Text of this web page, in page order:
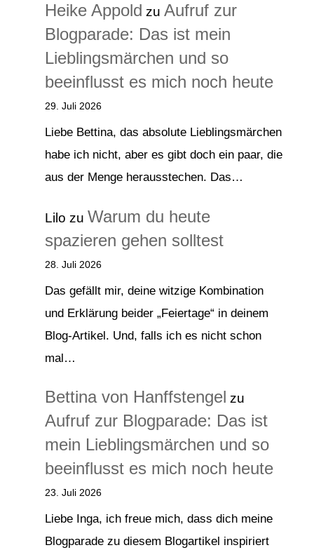
Heike Appold zu Aufruf zur
Blogparade: Das ist mein
Lieblingsmärchen und so
beeinflusst es mich noch heute
29. Juli 2026
Liebe Bettina, das absolute Lieblingsmärchen
habe ich nicht, aber es gibt doch ein paar, die
aus der Menge herausstechen. Das…
Lilo zu Warum du heute
spazieren gehen solltest
28. Juli 2026
Das gefällt mir, deine witzige Kombination
und Erklärung beider „Feiertage“ in deinem
Blog-Artikel. Und, falls ich es nicht schon
mal…
Bettina von Hanffstengel zu
Aufruf zur Blogparade: Das ist
mein Lieblingsmärchen und so
beeinflusst es mich noch heute
23. Juli 2026
Liebe Inga, ich freue mich, dass dich meine
Blogparade zu diesem Blogartikel inspiriert